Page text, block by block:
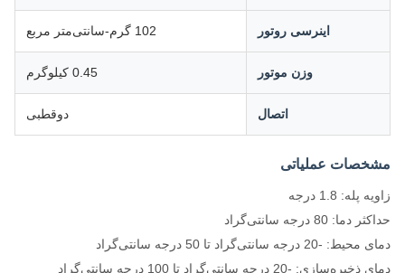
اینرسی روتور 102 گرم-سانتی‌متر مربع
وزن موتور 0.45 کیلوگرم
اتصال دوقطبی
مشخصات عملیاتی
زاویه پله: 1.8 درجه
حداکثر دما: 80 درجه سانتی‌گراد
دمای محیط: -20 درجه سانتی‌گراد تا 50 درجه سانتی‌گراد
دمای ذخیره‌سازی: -20 درجه سانتی‌گراد تا 100 درجه سانتی‌گراد